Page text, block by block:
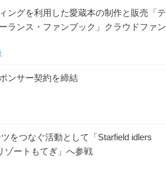
ングを利用した愛蔵本の制作と販売「テ
ランス・ファンブック」クラウドファン
ンサー契約を締結
をつなぐ活動として「Starfield idlers
ゾートもてぎ」へ参戦